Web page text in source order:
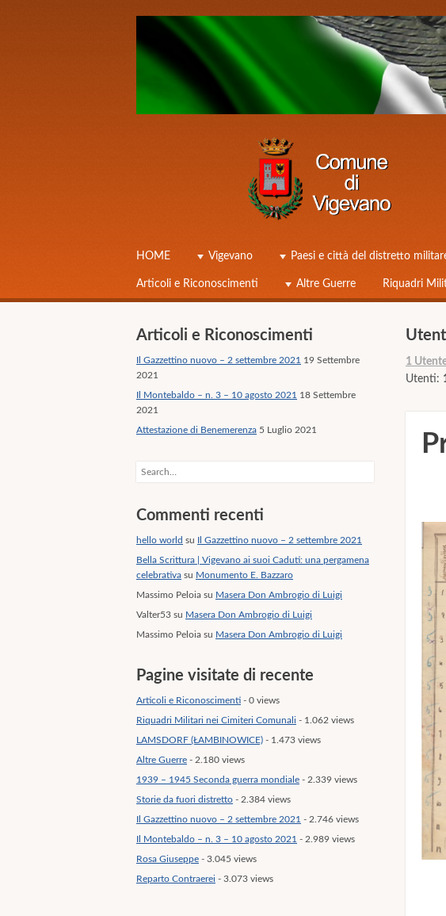
☰Menu
Skip to content
HOME Vigevano Paesi e città del distretto
Articoli e Riconoscimenti Altre Guerre Riquadri
1
Utenti:
Articoli e Riconoscimenti
Il Gazzettino nuovo – 2 settembre 2021 19 Settembre
2021
Il Montebaldo – n. 3 – 10 agosto 2021 18 Settembre
2021
Attestazione di Benemerenza 5 Luglio 2021
Search
Commenti recenti
hello world su Il Gazzettino nuovo – 2 settembre 2021
Bella Scrittura | Vigevano ai suoi Caduti: una pergamena
celebrativa su Monumento E. Bazzaro
Massimo Peloia su Masera Don Ambrogio di Luigi
Valter53 su Masera Don Ambrogio di Luigi
Massimo Peloia su Masera Don Ambrogio di Luigi
Pagine visitate di recente
Articoli e Riconoscimenti - 0 views
Riquadri Militari nei Cimiteri Comunali - 1.062 views
LAMSDORF (ŁAMBINOWICE) - 1.473 views
Altre Guerre - 2.180 views
1939 – 1945 Seconda guerra mondiale - 2.339 views
Storie da fuori distretto - 2.384 views
Il Gazzettino nuovo – 2 settembre 2021 - 2.746 views
Il Montebaldo – n. 3 – 10 agosto 2021 - 2.989 views
Rosa Giuseppe - 3.045 views
Reparto Contraerei - 3.073 views